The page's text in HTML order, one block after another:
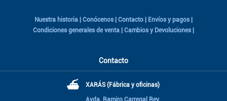
Nuestra historia Conócenos Contacto Envíos y pagos
Condiciones generales de venta
Cambios y Devoluciones
Contacto
⛴ XARÁS (Fábrica y oficinas)
Avda. Ramiro Carregal Rey,